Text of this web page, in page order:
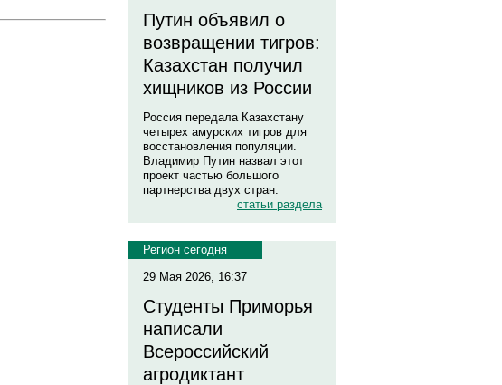
Путин объявил о
возвращении тигров:
Казахстан получил
хищников из России
Россия передала Казахстану
четырех амурских тигров для
восстановления популяции.
Владимир Путин назвал этот
проект частью большого
партнерства двух стран.
статьи раздела
Регион сегодня
29 Мая 2026, 16:37
Студенты Приморья
написали
Всероссийский
агродиктант